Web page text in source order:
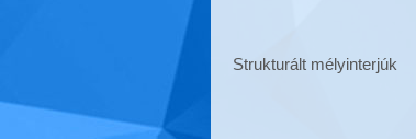
Strukturált mélyinterjúk